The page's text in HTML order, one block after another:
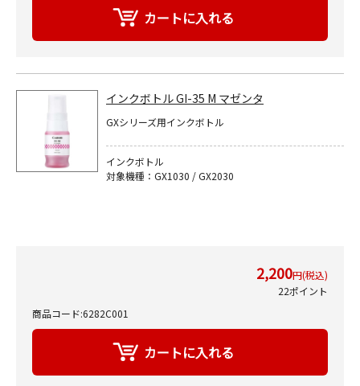
インクボトル GI-35 M マゼンタ
GXシリーズ用インクボトル
インクボトル
対象機種：GX1030 / GX2030
2,200円(税込)
22ポイント
商品コード:6282C001